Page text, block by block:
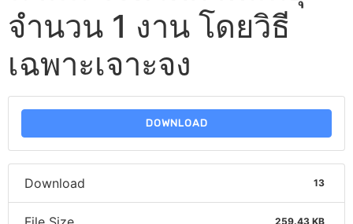
จำนวน 1 งาน โดยวิธี
เฉพาะเจาะจง
DOWNLOAD
Download 13
259.43 KB